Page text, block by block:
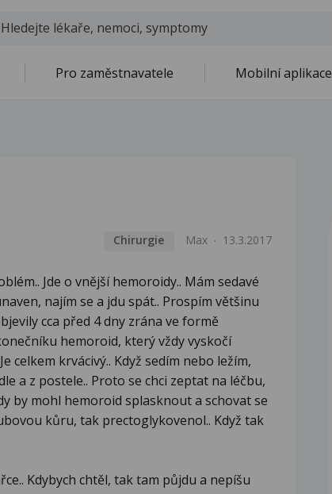
Pro zaměstnavatele Mobilní aplikace
Chirurgie Max 13.3.2017
Jde o vnější hemoroidy.. Mám sedavé
najím se a jdu spát.. Prospím většinu
cca před 4 dny zrána ve formě
hemoroid, který vždy vyskočí
celkem krvácivý.. Když sedím nebo ležím,
a z postele.. Proto se chci zeptat na léčbu,
by mohl hemoroid splasknout a schovat se
kůru, tak prectoglykovenol.. Když tak
Kdybych chtěl, tak tam půjdu a nepíšu